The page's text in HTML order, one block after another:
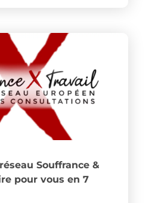
Souffrance &
pour vous en 7